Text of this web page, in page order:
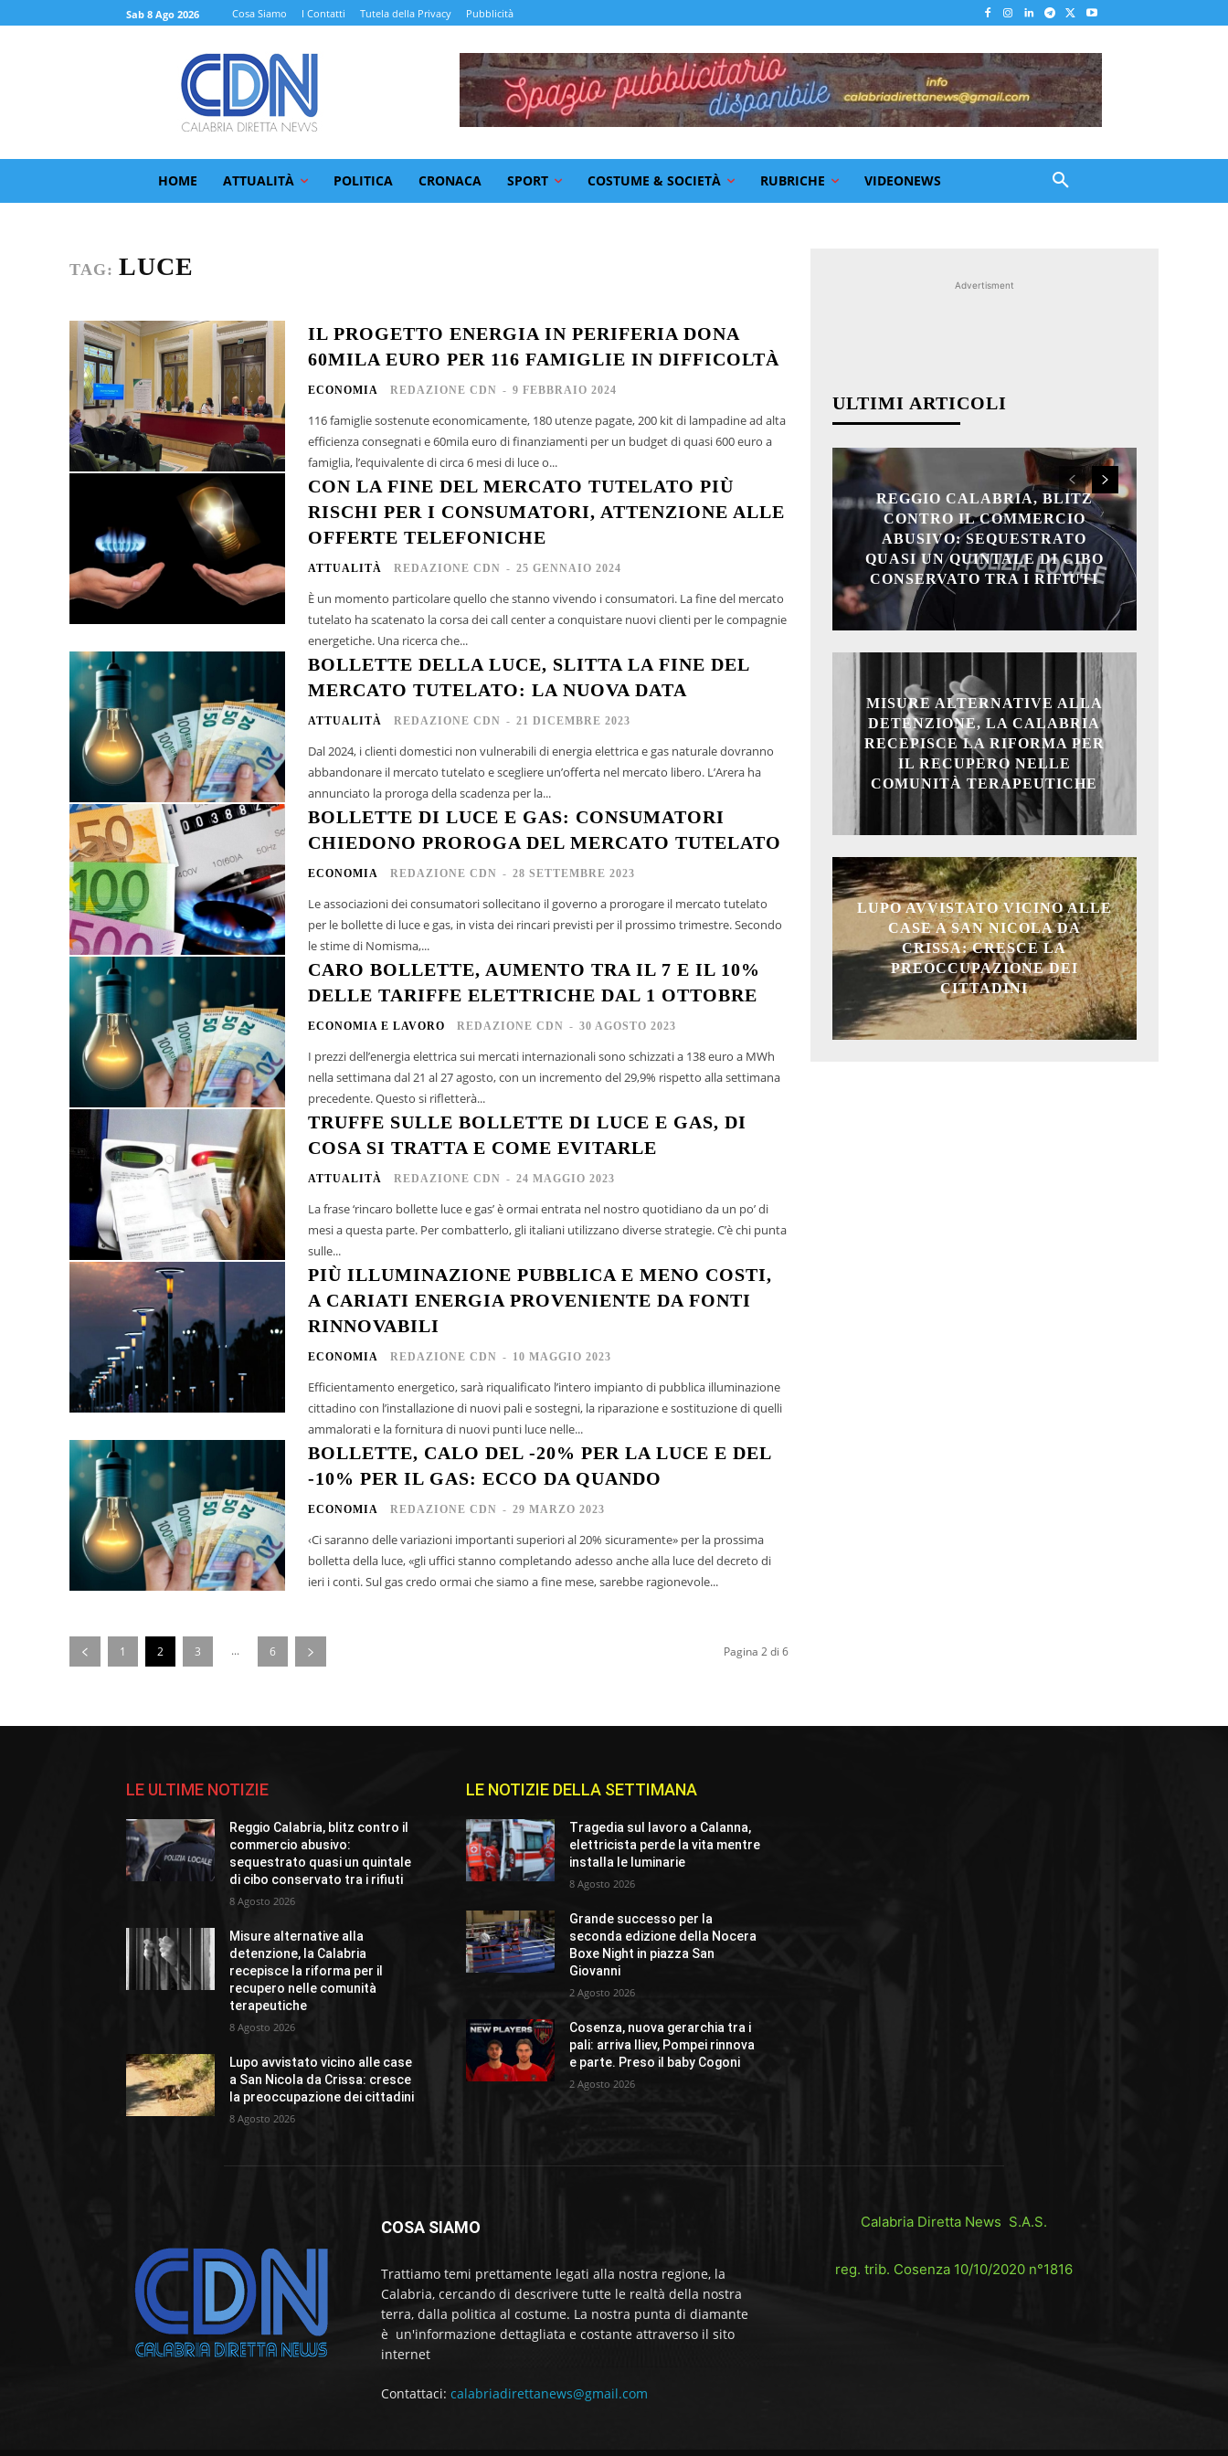
Sab 8 Ago 2026 Cosa Siamo I Contatti Tutela della Privacy Pubblicità
HOME ATTUALITÀ POLITICA CRONACA SPORT COSTUME & SOCIETÀ RUBRICHE VIDEONEWS
TAG: LUCE
IL PROGETTO ENERGIA IN PERIFERIA DONA
60MILA EURO PER 116 FAMIGLIE IN DIFFICOLTÀ
ECONOMIA REDAZIONE CDN - 9 FEBBRAIO 2024
116 famiglie sostenute economicamente, 180 utenze pagate, 200 kit di lampadine ad alta
efficienza consegnati e 60mila euro di finanziamenti per un budget di quasi 600 euro a
famiglia, l’equivalente di circa 6 mesi di luce o...
CON LA FINE DEL MERCATO TUTELATO PIÙ
RISCHI PER I CONSUMATORI, ATTENZIONE ALLE
OFFERTE TELEFONICHE
ATTUALITÀ REDAZIONE CDN - 25 GENNAIO 2024
È un momento particolare quello che stanno vivendo i consumatori. La fine del mercato
tutelato ha scatenato la corsa dei call center a conquistare nuovi clienti per le compagnie
energetiche. Una ricerca che...
BOLLETTE DELLA LUCE, SLITTA LA FINE DEL
MERCATO TUTELATO: LA NUOVA DATA
ATTUALITÀ REDAZIONE CDN - 21 DICEMBRE 2023
Dal 2024, i clienti domestici non vulnerabili di energia elettrica e gas naturale dovranno
abbandonare il mercato tutelato e scegliere un’offerta nel mercato libero. L’Arera ha
annunciato la proroga della scadenza per la...
BOLLETTE DI LUCE E GAS: CONSUMATORI
CHIEDONO PROROGA DEL MERCATO TUTELATO
ECONOMIA REDAZIONE CDN - 28 SETTEMBRE 2023
Le associazioni dei consumatori sollecitano il governo a prorogare il mercato tutelato
per le bollette di luce e gas, in vista dei rincari previsti per il prossimo trimestre. Secondo
le stime di Nomisma,...
CARO BOLLETTE, AUMENTO TRA IL 7 E IL 10%
DELLE TARIFFE ELETTRICHE DAL 1 OTTOBRE
ECONOMIA E LAVORO REDAZIONE CDN - 30 AGOSTO 2023
I prezzi dell’energia elettrica sui mercati internazionali sono schizzati a 138 euro a MWh
nella settimana dal 21 al 27 agosto, con un incremento del 29,9% rispetto alla settimana
precedente. Questo si rifletterà...
TRUFFE SULLE BOLLETTE DI LUCE E GAS, DI
COSA SI TRATTA E COME EVITARLE
ATTUALITÀ REDAZIONE CDN - 24 MAGGIO 2023
La frase ‘rincaro bollette luce e gas’ è ormai entrata nel nostro quotidiano da un po’ di
mesi a questa parte. Per combatterlo, gli italiani utilizzano diverse strategie. C’è chi punta
sulle...
PIÙ ILLUMINAZIONE PUBBLICA E MENO COSTI,
A CARIATI ENERGIA PROVENIENTE DA FONTI
RINNOVABILI
ECONOMIA REDAZIONE CDN - 10 MAGGIO 2023
Efficientamento energetico, sarà riqualificato l’intero impianto di pubblica illuminazione
cittadino con l’installazione di nuovi pali e sostegni, la riparazione e sostituzione di quelli
ammalorati e la fornitura di nuovi punti luce nelle...
BOLLETTE, CALO DEL -20% PER LA LUCE E DEL
-10% PER IL GAS: ECCO DA QUANDO
ECONOMIA REDAZIONE CDN - 29 MARZO 2023
‹Ci saranno delle variazioni importanti superiori al 20% sicuramente» per la prossima
bolletta della luce, «gli uffici stanno completando adesso anche alla luce del decreto di
ieri i conti. Sul gas credo ormai che siamo a fine mese, sarebbe ragionevole...
1 2 3 ... 6 Pagina 2 di 6
Advertisment
ULTIMI ARTICOLI
REGGIO CALABRIA, BLITZ
CONTRO IL COMMERCIO
ABUSIVO: SEQUESTRATO
QUASI UN QUINTALE DI CIBO
CONSERVATO TRA I RIFIUTI
MISURE ALTERNATIVE ALLA
DETENZIONE, LA CALABRIA
RECEPISCE LA RIFORMA PER
IL RECUPERO NELLE
COMUNITÀ TERAPEUTICHE
LUPO AVVISTATO VICINO ALLE
CASE A SAN NICOLA DA
CRISSA: CRESCE LA
PREOCCUPAZIONE DEI
CITTADINI
LE ULTIME NOTIZIE
Reggio Calabria, blitz contro il
commercio abusivo:
sequestrato quasi un quintale
di cibo conservato tra i rifiuti
8 Agosto 2026
Misure alternative alla
detenzione, la Calabria
recepisce la riforma per il
recupero nelle comunità
terapeutiche
8 Agosto 2026
Lupo avvistato vicino alle case
a San Nicola da Crissa: cresce
la preoccupazione dei cittadini
8 Agosto 2026
LE NOTIZIE DELLA SETTIMANA
Tragedia sul lavoro a Calanna,
elettricista perde la vita mentre
installa le luminarie
8 Agosto 2026
Grande successo per la
seconda edizione della Nocera
Boxe Night in piazza San
Giovanni
2 Agosto 2026
Cosenza, nuova gerarchia tra i
pali: arriva Iliev, Pompei rinnova
e parte. Preso il baby Cogoni
2 Agosto 2026
COSA SIAMO
Trattiamo temi prettamente legati alla nostra regione, la
Calabria, cercando di descrivere tutte le realtà della nostra
terra, dalla politica al costume. La nostra punta di diamante
è un'informazione dettagliata e costante attraverso il sito
internet
Contattaci: calabriadirettanews@gmail.com
Calabria Diretta News S.A.S.
reg. trib. Cosenza 10/10/2020 n°1816